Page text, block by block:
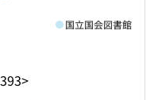
国立国会図書館